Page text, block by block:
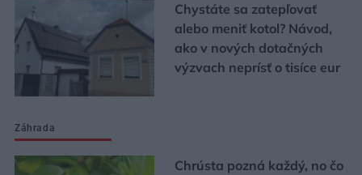
Chystáte sa zatepľovať
alebo meniť kotol? Návod,
ako v nových dotačných
výzvach neprísť o tisíce eur
Záhrada
Chrústa pozná každý, no čo